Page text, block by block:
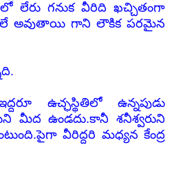
లేరు గనుక వీరిది ఖచ్చితంగా
అవుతాయి గాని లౌకిక పరమైన
ఉచ్ఛస్థితిలో ఉన్నపుడు
మీద ఉండదు.కానీ శనీశ్వరుని
వీరిద్దరి మధ్యన కేంద్ర